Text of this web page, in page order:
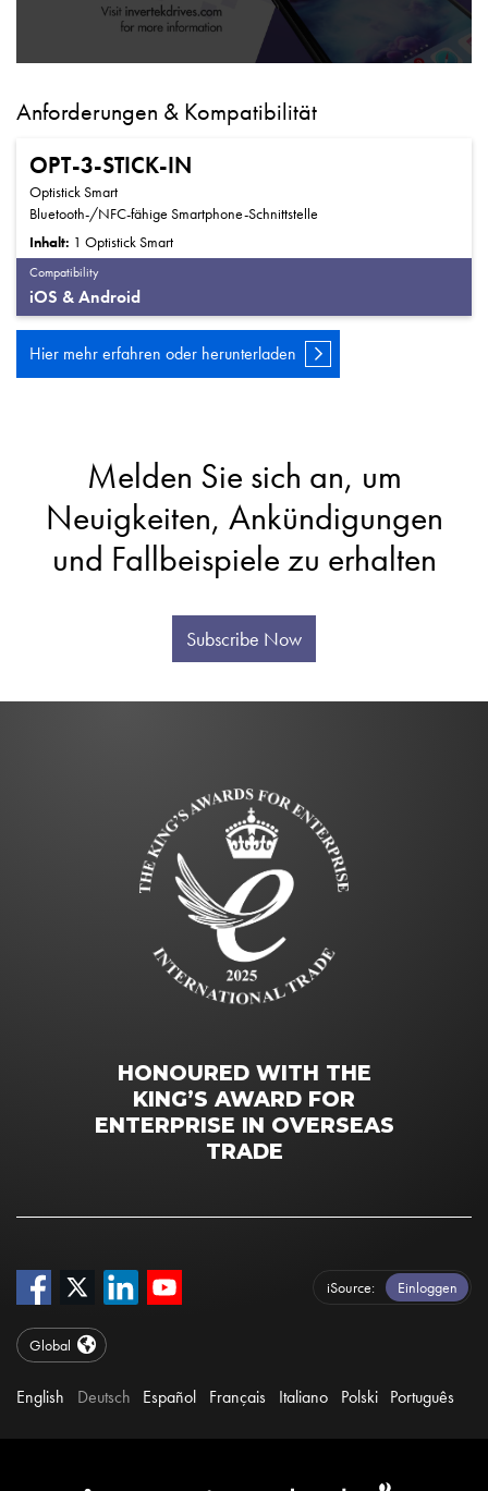
Anforderungen & Kompatibilität
OPT-3-STICK-IN
Optistick Smart
Bluetooth-/NFC-fähige Smartphone-Schnittstelle
Inhalt: 1 Optistick Smart
Compatibility
iOS & Android
Hier mehr erfahren oder herunterladen
Melden Sie sich an, um
Neuigkeiten, Ankündigungen
und Fallbeispiele zu erhalten
Subscribe Now
HONOURED WITH THE
KING’S AWARD FOR
ENTERPRISE IN OVERSEAS
TRADE
iSource Einloggen
Global
English Deutsch Español Français Italiano Polski Português